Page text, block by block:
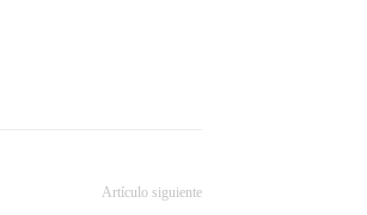
Artículo siguiente